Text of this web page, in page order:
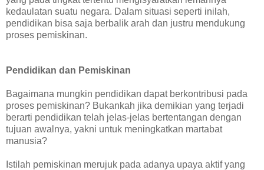
kedaulatan suatu negara. Dalam situasi seperti inilah,
pendidikan bisa saja berbalik arah dan justru mendukung
proses pemiskinan.
Pendidikan dan Pemiskinan
Bagaimana mungkin pendidikan dapat berkontribusi pada
proses pemiskinan? Bukankah jika demikian yang terjadi
berarti pendidikan telah jelas-jelas bertentangan dengan
tujuan awalnya, yakni untuk meningkatkan martabat
manusia?
Istilah pemiskinan merujuk pada adanya upaya aktif yang